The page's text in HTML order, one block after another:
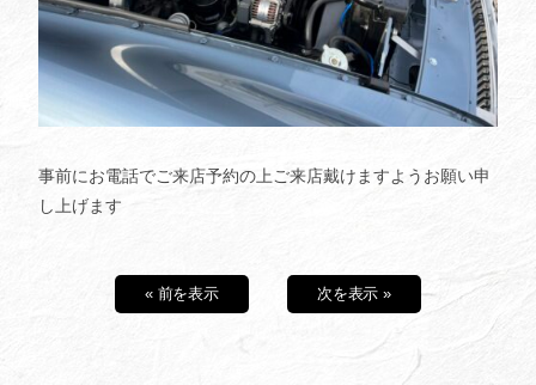
事前にお電話でご来店予約の上ご来店戴けますようお願い申
し上げます
« 前を表示 次を表示 »